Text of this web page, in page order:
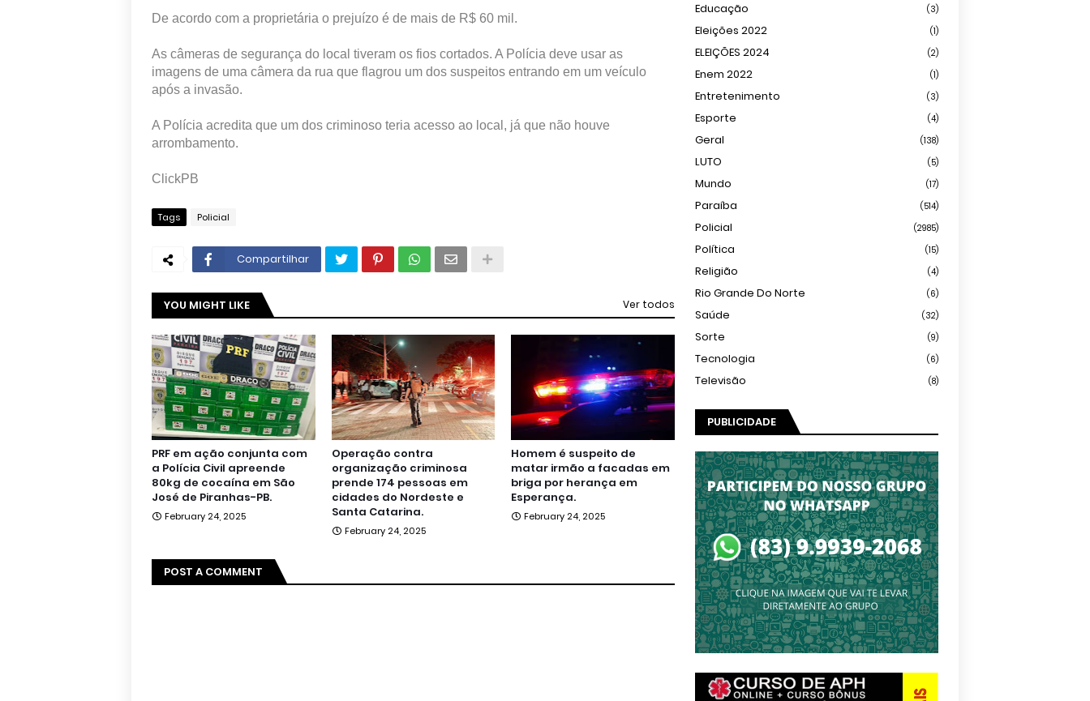
De acordo com a proprietária o prejuízo é de mais de R$ 60 mil.
As câmeras de segurança do local tiveram os fios cortados. A Polícia deve usar as
imagens de uma câmera da rua que flagrou um dos suspeitos entrando em um veículo
após a invasão.
A Polícia acredita que um dos criminoso teria acesso ao local, já que não houve
arrombamento.
ClickPB
Tags Policial
Compartilhar
YOU MIGHT LIKE Ver todos
PRF em ação conjunta com
a Polícia Civil apreende
80kg de cocaína em São
José de Piranhas-PB.
February 24, 2025
Operação contra
organização criminosa
prende 174 pessoas em
cidades do Nordeste e
Santa Catarina.
February 24, 2025
Homem é suspeito de
matar irmão a facadas em
briga por herança em
Esperança.
February 24, 2025
POST A COMMENT
Educação (3)
Eleições 2022 (1)
ELEIÇÕES 2024 (2)
Enem 2022 (1)
Entretenimento (3)
Esporte (4)
Geral (138)
LUTO (5)
Mundo (17)
Paraíba (514)
Policial (2985)
Política (15)
Religião (4)
Rio Grande Do Norte (6)
Saúde (32)
Sorte (9)
Tecnologia (6)
Televisão (8)
PUBLICIDADE